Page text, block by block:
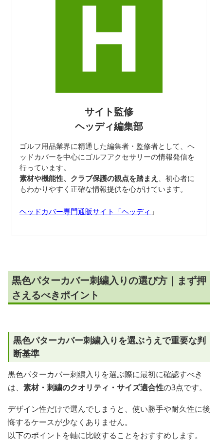
サイト監修
ヘッディ編集部
ゴルフ用品業界に精通した編集者・監修者として、ヘ
ッドカバーを中心にゴルフアクセサリーの情報発信を
行っています。
素材や機能性、クラブ保護の観点を踏まえ
、初心者に
もわかりやすく正確な情報提供を心がけています。
ヘッドカバー専門通販サイト「ヘッディ 」
黒色パターカバー刺繍入りの選び方｜まず押
さえるべきポイント
黒色パターカバー刺繍入りを選ぶうえで重要な判
断基準
黒色パターカバー刺繍入りを選ぶ際に最初に確認すべき
は、 素材・刺繍のクオリティ・サイズ適合性の3点です。
デザイン性だけで選んでしまうと、使い勝手や耐久性に後
悔するケースが少なくありません。
以下のポイントを軸に比較することをおすすめします。